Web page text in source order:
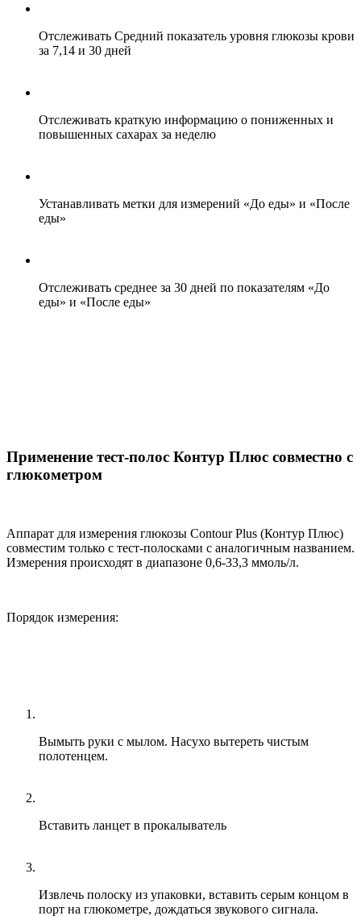
Отслеживать Средний показатель уровня глюкозы крови
за 7,14 и 30 дней
Отслеживать краткую информацию о пониженных и
повышенных сахарах за неделю
Устанавливать метки для измерений «До еды» и «После
еды»
Отслеживать среднее за 30 дней по показателям «До
еды» и «После еды»
Применение тест-полос Контур Плюс совместно с
глюкометром
Аппарат для измерения глюкозы Contour Plus (Контур Плюс)
совместим только с тест-полосками с аналогичным названием.
Измерения происходят в диапазоне 0,6-33,3 ммоль/л.
Порядок измерения:
Вымыть руки с мылом. Насухо вытереть чистым
полотенцем.
Вставить ланцет в прокалыватель
Извлечь полоску из упаковки, вставить серым концом в
порт на глюкометре, дождаться звукового сигнала.